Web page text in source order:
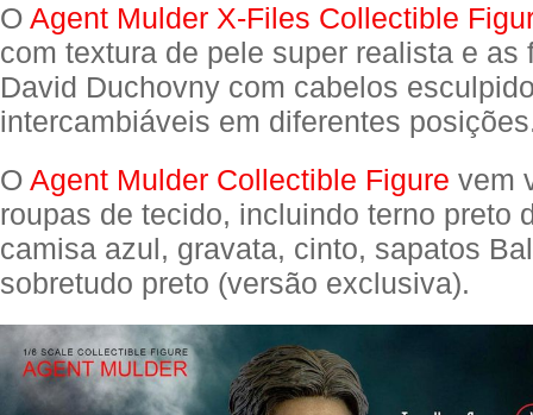
O Agent Mulder X-Files Collectible
com textura de pele super realista e as
David Duchovny com cabelos
intercambiáveis em diferentes
O Agent Mulder Collectible Figure vem
roupas de tecido, incluindo terno preto
camisa azul, gravata, cinto, sapatos
sobretudo preto (versão exclusiva).